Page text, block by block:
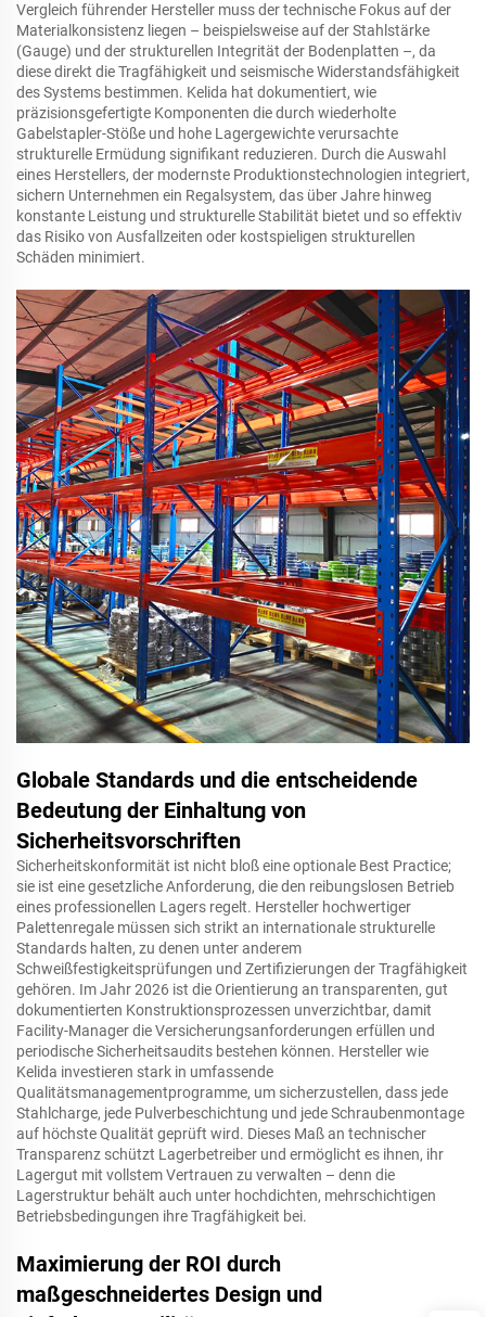
Vergleich führender Hersteller muss der technische Fokus auf der
Materialkonsistenz liegen – beispielsweise auf der Stahlstärke
(Gauge) und der strukturellen Integrität der Bodenplatten –, da
diese direkt die Tragfähigkeit und seismische Widerstandsfähigkeit
des Systems bestimmen. Kelida hat dokumentiert, wie
präzisionsgefertigte Komponenten die durch wiederholte
Gabelstapler-Stöße und hohe Lagergewichte verursachte
strukturelle Ermüdung signifikant reduzieren. Durch die Auswahl
eines Herstellers, der modernste Produktionstechnologien integriert,
sichern Unternehmen ein Regalsystem, das über Jahre hinweg
konstante Leistung und strukturelle Stabilität bietet und so effektiv
das Risiko von Ausfallzeiten oder kostspieligen strukturellen
Schäden minimiert.
Globale Standards und die entscheidende
Bedeutung der Einhaltung von
Sicherheitsvorschriften
Sicherheitskonformität ist nicht bloß eine optionale Best Practice;
sie ist eine gesetzliche Anforderung, die den reibungslosen Betrieb
eines professionellen Lagers regelt. Hersteller hochwertiger
Palettenregale müssen sich strikt an internationale strukturelle
Standards halten, zu denen unter anderem
Schweißfestigkeitsprüfungen und Zertifizierungen der Tragfähigkeit
gehören. Im Jahr 2026 ist die Orientierung an transparenten, gut
dokumentierten Konstruktionsprozessen unverzichtbar, damit
Facility-Manager die Versicherungsanforderungen erfüllen und
periodische Sicherheitsaudits bestehen können. Hersteller wie
Kelida investieren stark in umfassende
Qualitätsmanagementprogramme, um sicherzustellen, dass jede
Stahlcharge, jede Pulverbeschichtung und jede Schraubenmontage
auf höchste Qualität geprüft wird. Dieses Maß an technischer
Transparenz schützt Lagerbetreiber und ermöglicht es ihnen, ihr
Lagergut mit vollstem Vertrauen zu verwalten – denn die
Lagerstruktur behält auch unter hochdichten, mehrschichtigen
Betriebsbedingungen ihre Tragfähigkeit bei.
Maximierung der ROI durch
maßgeschneidertes Design und